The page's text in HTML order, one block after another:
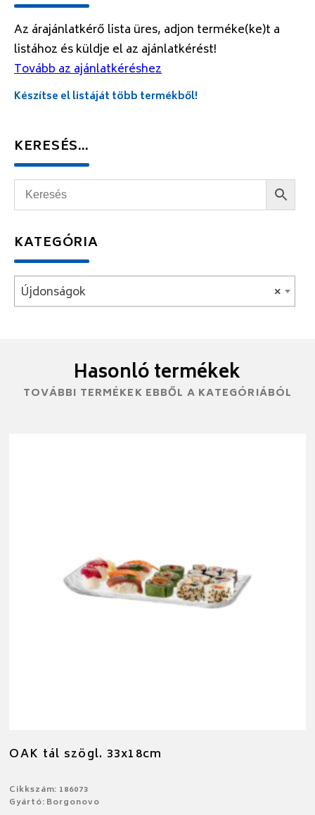
Az árajánlatkérő lista üres, adjon terméke(ke)t a
listához és küldje el az ajánlatkérést!
Tovább az ajánlatkéréshez
Készítse el listáját több termékből!
KERESÉS…
KATEGÓRIA
×
Újdonságok
Hasonló termékek
TOVÁBBI TERMÉKEK EBBŐL A KATEGÓRIÁBÓL
OAK tál szögl. 33x18cm
Cikkszám: 186073
Gyártó: Borgonovo